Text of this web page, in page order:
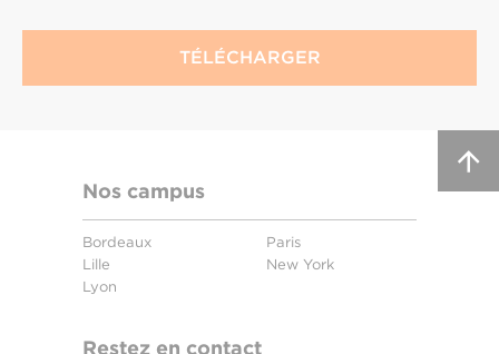
TÉLÉCHARGER
Nos campus
Bordeaux
Lille
Lyon
Paris
New York
Restez en contact